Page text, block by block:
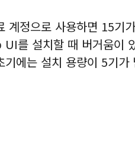
계정으로 사용하면 15기
설치할 때 버거움이
에는 설치 용량이 5기가